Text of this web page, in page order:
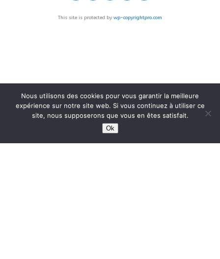
This site is protected by wp-copyrightpro.com
Nous utilisons des cookies pour vous garantir la meilleure
expérience sur notre site web. Si vous continuez à utiliser ce
site, nous supposerons que vous en êtes satisfait.
Ok